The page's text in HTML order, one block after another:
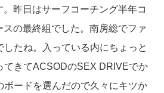
。昨日はサーフコーチング半年コ
スの最終組でした。南房総でファ
したね。入っている内にちょっと
てきてACSODのSEX DRIVEでか
ボードを選んだので久々にキツか